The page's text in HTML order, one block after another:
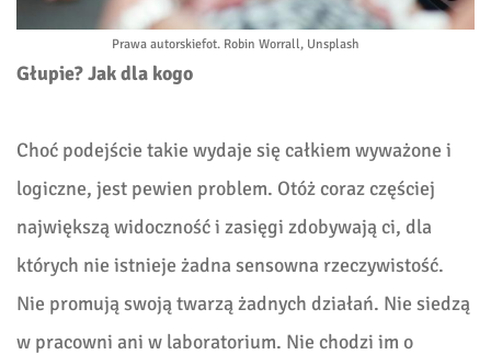
Prawa autorskiefot. Robin Worrall, Unsplash
Głupie? Jak dla kogo
Choć podejście takie wydaje się całkiem wyważone i
logiczne, jest pewien problem. Otóż coraz częściej
największą widoczność i zasięgi zdobywają ci, dla
których nie istnieje żadna sensowna rzeczywistość.
Nie promują swoją twarzą żadnych działań. Nie siedzą
w pracowni ani w laboratorium. Nie chodzi im o